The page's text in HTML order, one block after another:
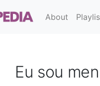
About
Eu sou